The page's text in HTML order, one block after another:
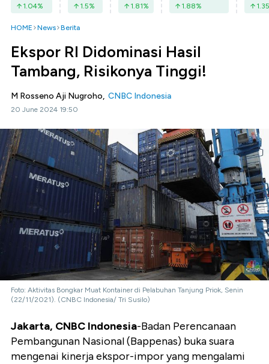
1.04% 1.5% 1.81% 1.88% 1.35
HOME News Berita
Ekspor RI Didominasi Hasil
Tambang, Risikonya Tinggi!
M Rosseno Aji Nugroho, CNBC Indonesia
20 June 2024 19:50
Foto: Aktivitas Bongkar Muat Kontainer di Pelabuhan Tanjung Priok, Senin
(22/11/2021). (CNBC Indonesia/ Tri Susilo)
Jakarta, CNBC Indonesia-Badan Perencanaan
Pembangunan Nasional (Bappenas) buka suara
mengenai kinerja ekspor-impor yang mengalami